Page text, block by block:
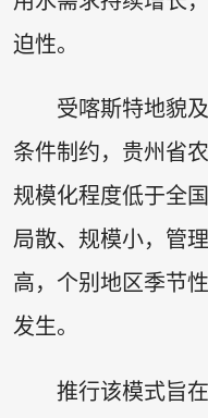
迫性。
受喀斯特地貌
条件制约，贵州省
规模化程度低于全
局散、规模小，管
高，个别地区季节
发生。
推行该模式旨